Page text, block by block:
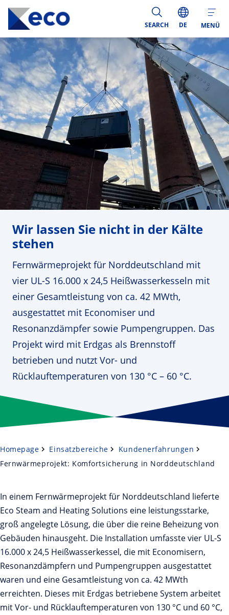
SEARCH DE MENÜ
Wir lassen Sie nicht in der Kälte
stehen
Fernwärmeprojekt für Norddeutschland mit
vier UL-S 16.000 x 24,5 Heißwasserkesseln mit
einer Gesamtleistung von ca. 42 MWth,
ausgestattet mit Economiser und
Resonanzdämpfer sowie Pumpengruppen. Das
Projekt wird mit Erdgas als Brennstoff
betrieben und nutzt Vor- und
Rücklauftemperaturen von 130 °C – 60 °C.
Homepage Einsatzbereiche
Kundenerfahrungen
Fernwärmeprojekt: Komfortsicherung in Norddeutschland
In einem Fernwärmeprojekt für Norddeutschland lieferte
Eco Steam and Heating Solutions eine leistungsstarke,
groß angelegte Lösung, die über die reine Beheizung von
Gebäuden hinausgeht. Die Installation umfasste vier UL-S
16.000 x 24,5 Heißwasserkessel, die mit Economisern,
Resonanzdämpfern und Pumpengruppen ausgestattet
waren und eine Gesamtleistung von ca. 42 MWth
erreichten. Dieses mit Erdgas betriebene System arbeitet
mit Vor- und Rücklauftemperaturen von 130 °C und 60 °C,